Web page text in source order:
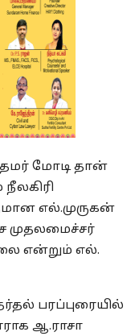
மோடி தான்
எல்.முருகன்
முதலமைச்சர்
என்றும் எல்.
பரப்புரையில்
ஆ.ராசா